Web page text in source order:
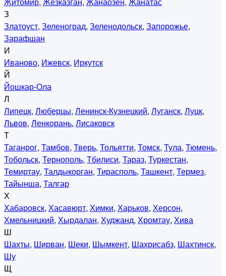
З
Златоуст, Зеленоград, Зеленодольск, Запорожье,
Зарафшан
И
Иваново, Ижевск, Иркутск
Й
Йошкар-Ола
Л
Липецк, Люберцы, Ленинск-Кузнецкий, Луганск, Луцк,
Львов, Ленкорань, Лисаковск
Т
Таганрог, Тамбов, Тверь, Тольятти, Томск, Тула, Тюмень,
Тобольск, Тернополь, Тбилиси, Тараз, Туркестан,
Темиртау, Талдыкорган, Тирасполь, Ташкент, Термез,
Тайынша, Талгар
Х
Хабаровск, Хасавюрт, Химки, Харьков, Херсон,
Хмельницкий, Хырдалан, Худжанд, Хромтау, Хива
Ш
Шахты, Ширван, Шеки, Шымкент, Шахрисабз, Шахтинск,
Шу
Щ